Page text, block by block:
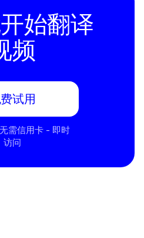
始翻译
频
试用
需信用卡 - 即时
访问